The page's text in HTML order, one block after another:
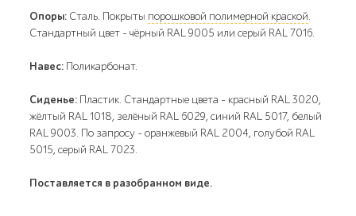
Опоры: Сталь. Покрыты порошковой полимерной краской.
Стандартный цвет – чёрный RAL 9005 или серый RAL 7016.
Навес: Поликарбонат.
Сиденье: Пластик. Стандартные цвета – красный RAL 3020,
жёлтый RAL 1018, зелёный RAL 6029, синий RAL 5017, белый
RAL 9003. По запросу – оранжевый RAL 2004, голубой RAL
5015, серый RAL 7023.
Поставляется в разобранном виде.